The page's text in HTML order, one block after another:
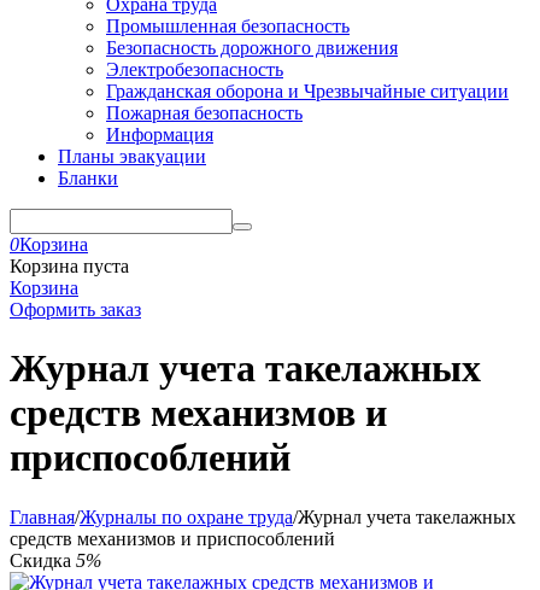
Охрана труда
Промышленная безопасность
Безопасность дорожного движения
Электробезопасность
Гражданская оборона и Чрезвычайные ситуации
Пожарная безопасность
Информация
Планы эвакуации
Бланки
0Корзина
Корзина пуста
Корзина
Оформить заказ
Журнал учета такелажных
средств механизмов и
приспособлений
Главная/Журналы по охране труда/Журнал учета такелажных
средств механизмов и приспособлений
Скидка 5%